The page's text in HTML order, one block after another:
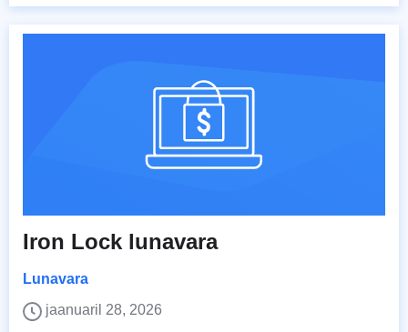
Iron Lock lunavara
Lunavara
jaanuaril 28, 2026